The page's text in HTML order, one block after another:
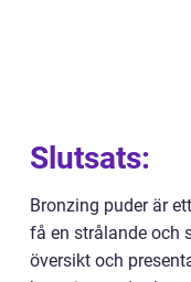
Slutsats:
Bronzing puder är
få en strålande och
översikt och